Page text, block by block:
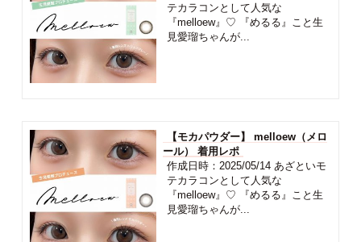
テカラコンとして人気な
『melloew』♡ 『めるる』こと生
見愛瑠ちゃんが...
【モカパウダー】 melloew（メロ
ール） 着用レポ
作成日時：2025/05/14 あざといモ
テカラコンとして人気な
『melloew』♡ 『めるる』こと生
見愛瑠ちゃんが...